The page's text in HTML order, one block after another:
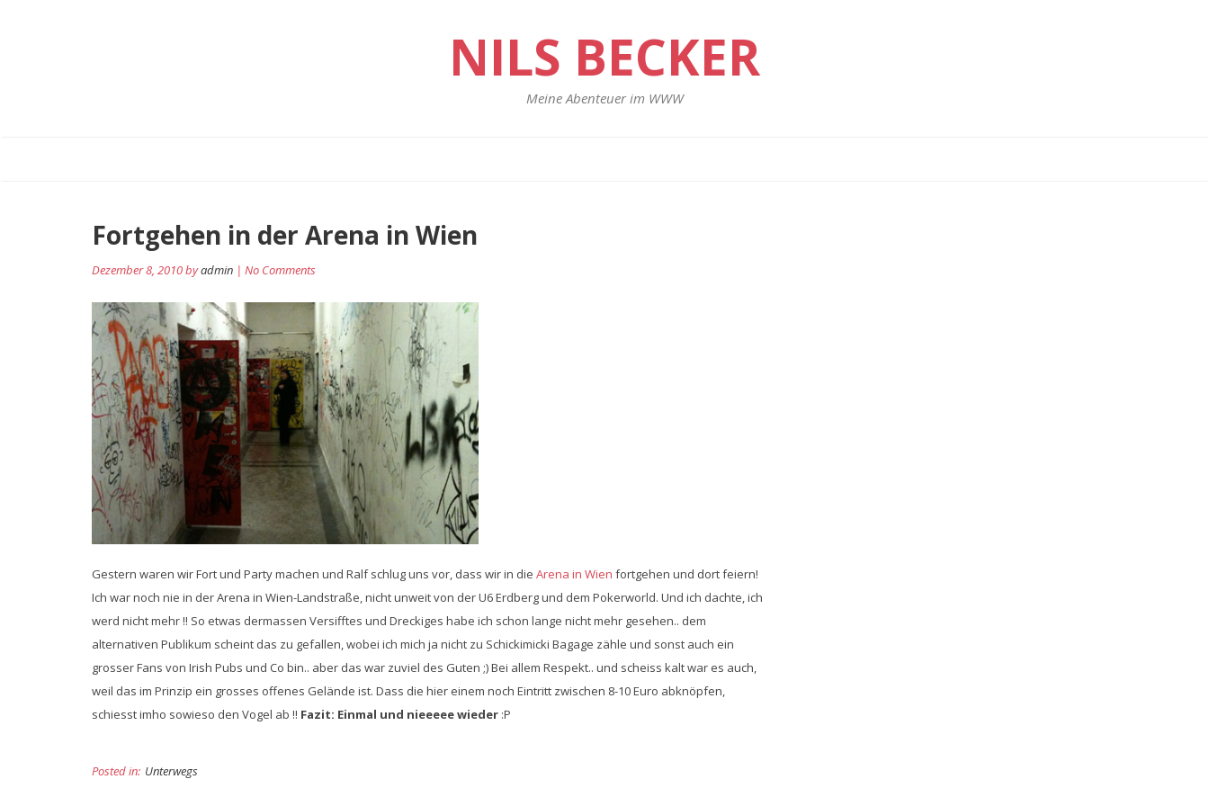
NILS BECKER
Meine Abenteuer im WWW
Fortgehen in der Arena in Wien
Dezember 8, 2010 byadmin | No Comments
Gestern waren wir Fort und Party machen und Ralf schlug uns vor, dass wir in die Arena in Wien fortgehen und dort feiern!
Ich war noch nie in der Arena in Wien-Landstraße, nicht unweit von der U6 Erdberg und dem Pokerworld. Und ich dachte, ich
werd nicht mehr !! So etwas dermassen Versifftes und Dreckiges habe ich schon lange nicht mehr gesehen.. dem
alternativen Publikum scheint das zu gefallen, wobei ich mich ja nicht zu Schickimicki Bagage zähle und sonst auch ein
grosser Fans von Irish Pubs und Co bin.. aber das war zuviel des Guten ;) Bei allem Respekt.. und scheiss kalt war es auch,
weil das im Prinzip ein grosses offenes Gelände ist. Dass die hier einem noch Eintritt zwischen 8-10 Euro abknöpfen,
schiesst imho sowieso den Vogel ab !! Fazit: Einmal und nieeeee wieder :P
Posted in: Unterwegs